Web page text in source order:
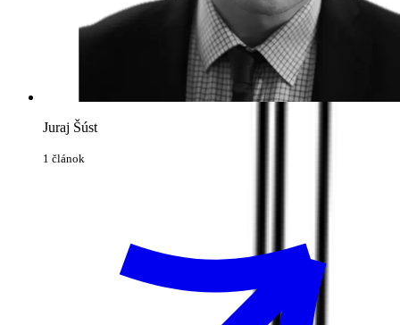
Juraj Šúst
1 článok